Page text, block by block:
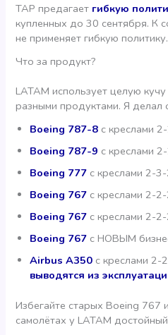
TAP предагает гибкую
купленных до 30 сентября. К
не применяет гибкую политику.
Что за продукт?
LATAM использует целую
разными продуктами. Я делал
Boeing 787-8 с креслами
Boeing 787-9 с креслами
Boeing 777 с креслами 2-
Boeing 767 с креслами 2-
Boeing 767 с креслами 2-
Boeing 767 с НОВЫМ
Airbus A350 с креслами
выводятся из
Избегайте старых Boeing 767
самолётах у LATAM